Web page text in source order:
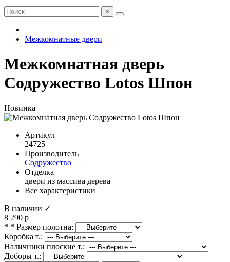
×
Межкомнатные двери
Межкомнатная дверь
Содружество Lotos Шпон
Новинка
Артикул
24725
Производитель
Содружество
Отделка
двери из массива дерева
Все характеристики
В наличии ✓
8 290 р
* * Размер полотна:
Коробка т.:
Наличники плоские т.:
Доборы т.: